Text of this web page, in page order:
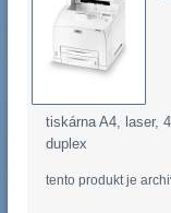
tiskárna A4, laser,
duplex
tento produkt je